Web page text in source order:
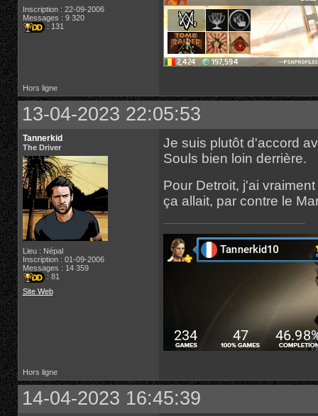
Inscription : 22-09-2006
Messages : 9 320
: 131
Hors ligne
13-04-2023 22:05:53
Tannerkid
The Driver
Lieu : Népal
Inscription : 01-09-2006
Messages : 14 359
: 81
Site Web
Je suis plutôt d'accord
Souls bien loin derrière.
Pour Detroit, j'ai
ça allait, par contre le
Hors ligne
14-04-2023 16:45:39